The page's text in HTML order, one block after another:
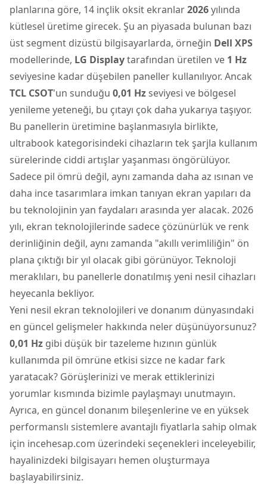
planlarına göre, 14 inçlik oksit ekranlar2026yılında
kütlesel üretime girecek. Şu an piyasada bulunan bazı
üst segment dizüstü bilgisayarlarda, örneğin Dell XPS
modellerinde, LG Displaytarafından üretilen ve 1 Hz
seviyesine kadar düşebilen paneller kullanılıyor. Ancak
TCL CSOT'un sunduğu 0,01 Hzseviyesi ve bölgesel
yenileme yeteneği, bu çıtayı çok daha yukarıya taşıyor.
Bu panellerin üretimine başlanmasıyla birlikte,
ultrabook kategorisindeki cihazların tek şarjla kullanım
sürelerinde ciddi artışlar yaşanması öngörülüyor.
Sadece pil ömrü değil, aynı zamanda daha az ısınan ve
daha ince tasarımlara imkan tanıyan ekran yapıları da
bu teknolojinin yan faydaları arasında yer alacak. 2026
yılı, ekran teknolojilerinde sadece çözünürlük ve renk
derinliğinin değil, aynı zamanda "akıllı verimliliğin" ön
plana çıktığı bir yıl olacak gibi görünüyor. Teknoloji
meraklıları, bu panellerle donatılmış yeni nesil cihazları
heyecanla bekliyor.
Yeni nesil ekran teknolojileri ve donanım dünyasındaki
en güncel gelişmeler hakkında neler düşünüyorsunuz?
0,01 Hz gibi düşük bir tazeleme hızının günlük
kullanımda pil ömrüne etkisi sizce ne kadar fark
yaratacak? Görüşlerinizi ve merak ettiklerinizi
yorumlar kısmında bizimle paylaşmayı unutmayın.
Ayrıca, en güncel donanım bileşenlerine ve en yüksek
performanslı sistemlere avantajlı fiyatlarla sahip olmak
için incehesap.com üzerindeki seçenekleri inceleyebilir,
hayalinizdeki bilgisayarı hemen oluşturmaya
başlayabilirsiniz.